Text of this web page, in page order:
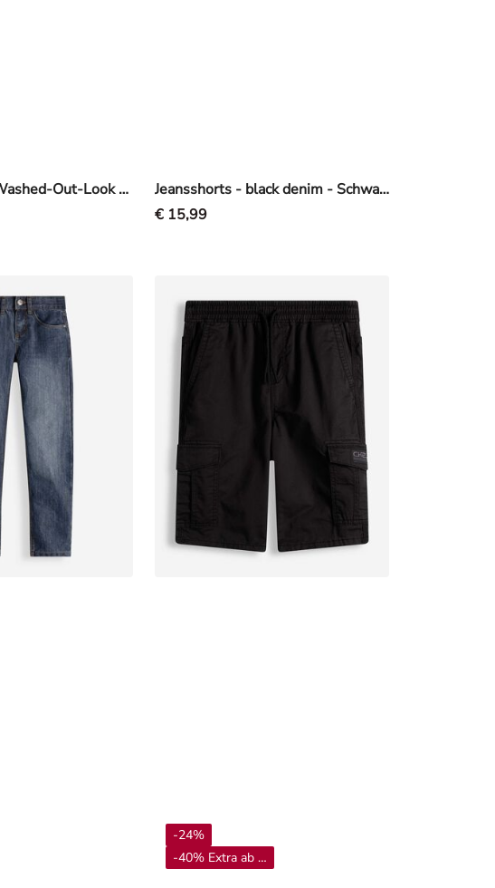
Jogginghose - Washed-Out-Look - Dunkelgrau
Jeansshorts - black denim - Schwarz
€ 15,99
-24%
-40% Extra ab 4**